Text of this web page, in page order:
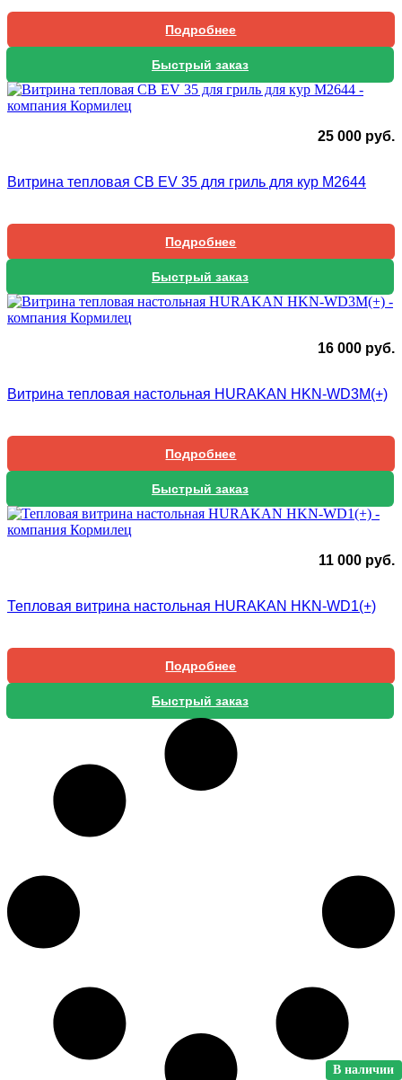
В наличии
Подробнее
Быстрый заказ
25 000 руб.
Витрина тепловая CB EV 35 для гриль для кур М2644
Подробнее
Быстрый заказ
16 000 руб.
Витрина тепловая настольная HURAKAN HKN-WD3M(+)
Подробнее
Быстрый заказ
11 000 руб.
Тепловая витрина настольная HURAKAN HKN-WD1(+)
Подробнее
Быстрый заказ